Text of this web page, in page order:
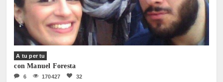
A tu per tu
con Manuel Foresta
6 170427 32